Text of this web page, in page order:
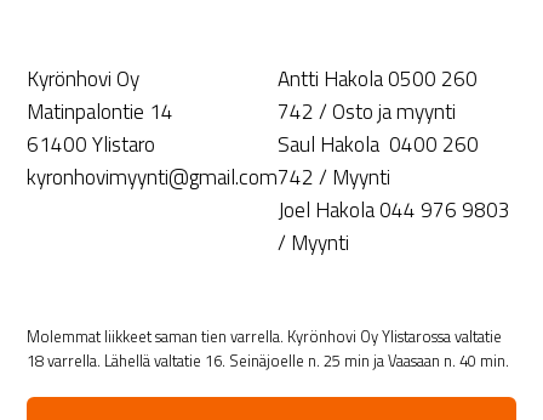
Kyrönhovi Oy
Matinpalontie 14
61400 Ylistaro
kyronhovimyynti@gmail.com
Antti Hakola 0500 260
742 / Osto ja myynti
Saul Hakola 0400 260
742 / Myynti
Joel Hakola 044 976 9803
/ Myynti
Molemmat liikkeet saman tien varrella. Kyrönhovi Oy Ylistarossa valtatie
18 varrella. Lähellä valtatie 16. Seinäjoelle n. 25 min ja Vaasaan n. 40 min.